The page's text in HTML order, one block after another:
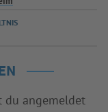
du angemeldet